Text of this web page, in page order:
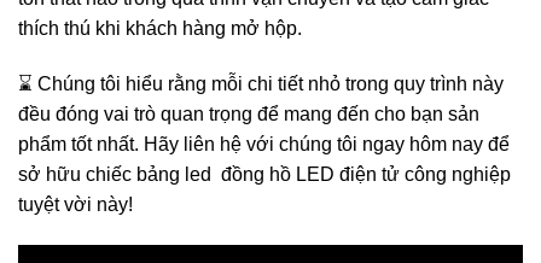
thích thú khi khách hàng mở hộp.
⌛️ Chúng tôi hiểu rằng mỗi chi tiết nhỏ trong quy trình này
đều đóng vai trò quan trọng để mang đến cho bạn sản
phẩm tốt nhất. Hãy liên hệ với chúng tôi ngay hôm nay để
sở hữu chiếc bảng led đồng hồ LED điện tử công nghiệp
tuyệt vời này!